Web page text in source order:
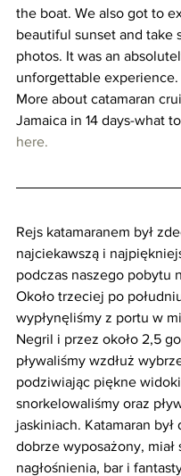
the boat. We also got to
beautiful sunset and take
photos. It was an
unforgettable experience.
More about catamaran
Jamaica in 14 days-what
here.
Rejs katamaranem był
najciekawszą i
podczas naszego pobytu
Około trzeciej po
wypłynęliśmy z portu w
Negril i przez około 2,5
pływaliśmy wzdłuż
podziwiając piękne
snorkelowaliśmy oraz
jaskiniach. Katamaran był
dobrze wyposażony, miał
nagłośnienia, bar i